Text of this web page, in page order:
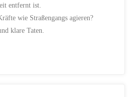
entfernt ist.
wie Straßengangs agieren?
klare Taten.